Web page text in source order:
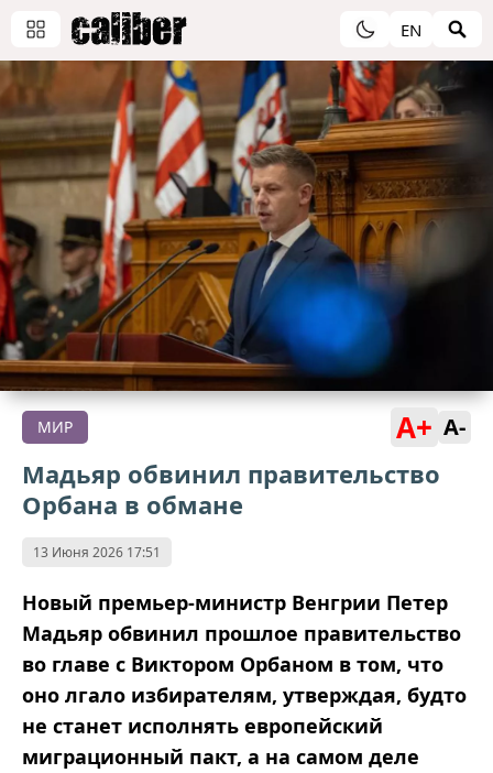
EN
МИР A+ A-
Мадьяр обвинил правительство
Орбана в обмане
13 Июня 2026 17:51
Новый премьер-министр Венгрии Петер
Мадьяр обвинил прошлое правительство
во главе с Виктором Орбаном в том, что
оно лгало избирателям, утверждая, будто
не станет исполнять европейский
миграционный пакт, а на самом деле